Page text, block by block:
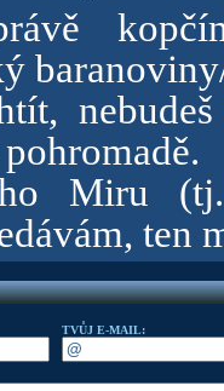
Miru
ten
TVŮJ E-MAIL: